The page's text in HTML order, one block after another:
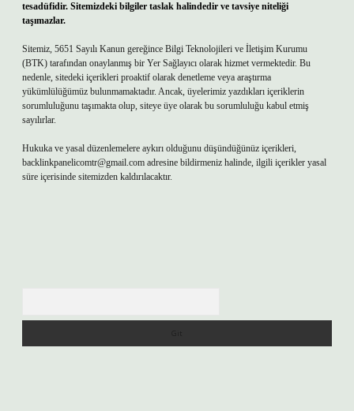
tesadüfidir. Sitemizdeki bilgiler taslak halindedir ve tavsiye niteliği
taşımazlar.
Sitemiz, 5651 Sayılı Kanun gereğince Bilgi Teknolojileri ve İletişim Kurumu
(BTK) tarafından onaylanmış bir Yer Sağlayıcı olarak hizmet vermektedir. Bu
nedenle, sitedeki içerikleri proaktif olarak denetleme veya araştırma
yükümlülüğümüz bulunmamaktadır. Ancak, üyelerimiz yazdıkları içeriklerin
sorumluluğunu taşımakta olup, siteye üye olarak bu sorumluluğu kabul etmiş
sayılırlar.
Hukuka ve yasal düzenlemelere aykırı olduğunu düşündüğünüz içerikleri,
backlinkpanelicomtr@gmail.com adresine bildirmeniz halinde, ilgili içerikler yasal
süre içerisinde sitemizden kaldırılacaktır.